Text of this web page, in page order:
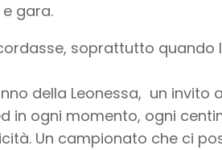
gara.
soprattutto quando
della Leonessa, un invito
in ogni momento, ogni
Un campionato che ci